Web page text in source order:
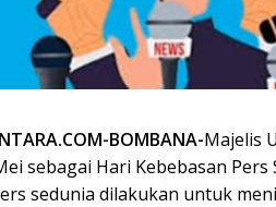
BOMBANA-Majelis
sebagai Hari Kebebasan
sedunia dilakukan untuk